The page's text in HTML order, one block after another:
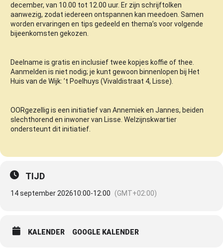
december, van 10.00 tot 12.00 uur. Er zijn schrijftolken
aanwezig, zodat iedereen ontspannen kan meedoen. Samen
worden ervaringen en tips gedeeld en thema’s voor volgende
bijeenkomsten gekozen.
Deelname is gratis en inclusief twee kopjes koffie of thee.
Aanmelden is niet nodig; je kunt gewoon binnenlopen bij Het
Huis van de Wijk: ’t Poelhuys (Vivaldistraat 4, Lisse).
OORgezellig is een initiatief van Annemiek en Jannes, beiden
slechthorend en inwoner van Lisse. Welzijnskwartier
ondersteunt dit initiatief.
TIJD
14 september 202610:00-12:00 (GMT+02:00)
KALENDER GOOGLE KALENDER